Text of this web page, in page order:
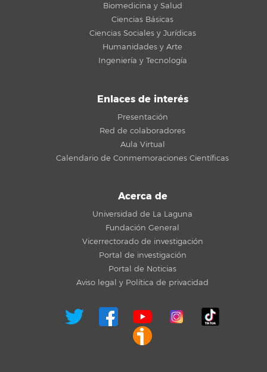
Biomedicina y Salud
Ciencias Básicas
Ciencias Sociales y Jurídicas
Humanidades y Arte
Ingeniería y Tecnología
Enlaces de interés
Presentación
Red de colaboradores
Aula Virtual
Calendario de Conmemoraciones Científicas
Acerca de
Universidad de La Laguna
Fundación General
Vicerrectorado de investigación
Portal de investigación
Portal de Noticias
Aviso legal y Política de privacidad